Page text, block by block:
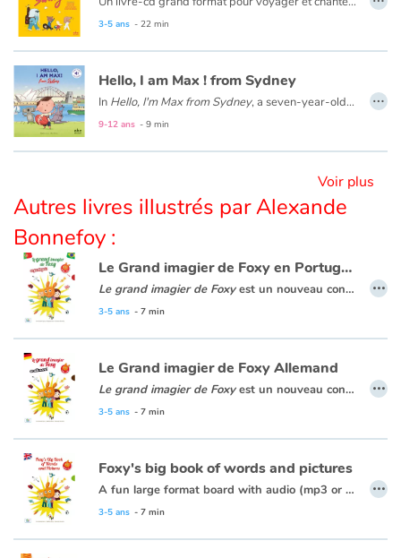
3-5 ans - 22 min
Hello, I am Max ! from Sydney
In Hello, I'm Max from Sydney, a seven-year-old Australian boy takes us on a tour of Sydney. You will meet his family and friends, visit his school and his city: the Opera House, Sydney Bay, the beaches and the bush.
9-12 ans - 9 min
…
Voir plus
Autres livres illustrés par Alexande
Bonnefoy :
Le Grand imagier de Foxy en Portugais
Le grand imagier de Foxyest un nouveau concept pour découvrir le portugais à partir de 4 ans avec Foxy, Tom et Nina. Composé de 15 doubles pages thématiques illustrées, cet imagier est innovant : la page de gauche présente le vocabulaire illustré, la page de droite contextualise les mots dans une mise en scène amusante. La version audio permet d’écouter les mots, les dialogues et les chansons. Un album complet et attrayant pour s’initier au vocabulaire basique du portugais dès le plus jeune âge.
3-5 ans - 7 min
…
Le Grand imagier de Foxy Allemand
Le grand imagier de Foxyest un nouveau concept pour découvrir l’allemand à partir de 4 ans avec Foxy, Tom et Nina. Composé de 15 doubles pages thématiques illustrées, cet imagier est innovant : la page de gauche présente le vocabulaire illustré, la page de droite contextualise les mots dans une mise en scène amusante. La version audio permet d’écouter les mots, les dialogues et les chansons. Un album complet et attrayant pour s’initier au vocabulaire basique de l’allemand dès le plus jeune âge.
3-5 ans - 7 min
…
Foxy's big book of words and pictures
A fun large format board with audio (mp3 or CD) to learn new words and phrases with Foxy, Nina and Tom!
• On the left page: colourful pictures and words
3-5 ans - 7 min
…